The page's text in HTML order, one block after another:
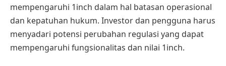
mempengaruhi 1inch dalam hal batasan operasional
dan kepatuhan hukum. Investor dan pengguna harus
menyadari potensi perubahan regulasi yang dapat
mempengaruhi fungsionalitas dan nilai 1inch.